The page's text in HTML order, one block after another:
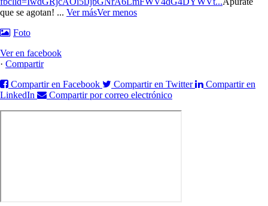
que se agotan! ... Ver másVer menos
Foto
Ver en facebook
· Compartir
Compartir en Facebook
Compartir en Twitter
Compartir en
LinkedIn
Compartir por correo electrónico